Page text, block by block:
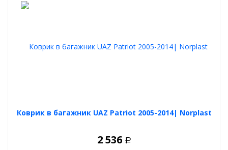
Коврик в багажник UAZ Patriot 2005-2014| Norplast
2 536 Р